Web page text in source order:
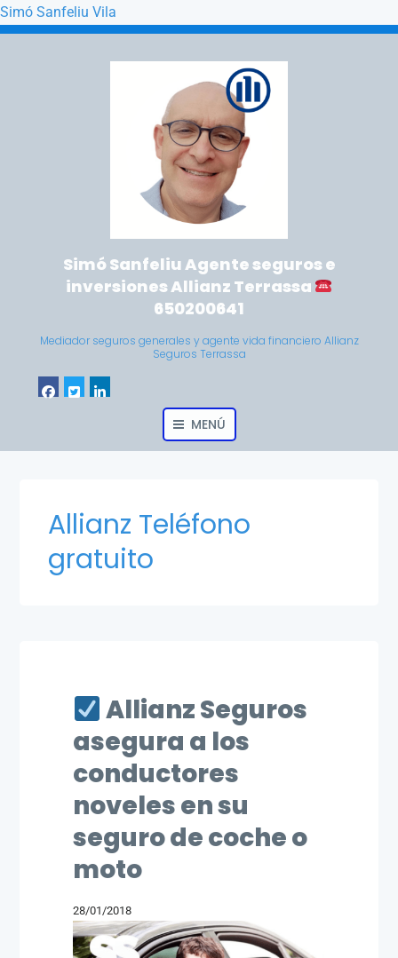
Simó Sanfeliu Vila
Saltar a la navegación principal
Saltar al contenido principal
Simó Sanfeliu Agente seguros e
inversiones Allianz Terrassa
650200641
Mediador seguros generales y agente vida financiero Allianz
Seguros Terrassa
MENÚ
Allianz Teléfono
gratuito
Allianz Seguros
asegura a los
conductores
noveles en su
seguro de coche o
moto
28/01/2018